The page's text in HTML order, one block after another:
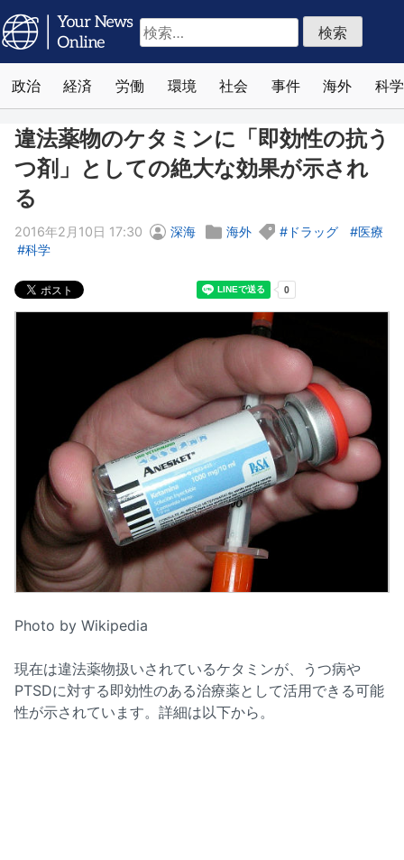
検
索:
政治 経済 労働 環境 社会 事件 海外 科学
違法薬物のケタミンに「即効性の抗う
つ剤」としての絶大な効果が示され
る
2016年2月10日 17:30 深海 海外 ドラッグ
医療
科学
Photo by Wikipedia
現在は違法薬物扱いされているケタミンが、うつ病や
PTSDに対する即効性のある治療薬として活用できる可能
性が示されています。詳細は以下から。